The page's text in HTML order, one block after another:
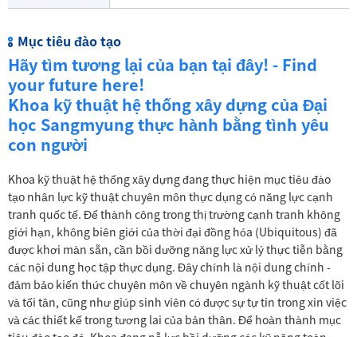
Mục tiêu đào tạo
Hãy tìm tương lại của bạn tại đây! - Find
your future here!
Khoa kỹ thuật hệ thống xây dựng của Đại
học Sangmyung thực hành bằng tình yêu
con người
Khoa kỹ thuật hệ thống xây dựng đang thực hiện mục tiêu đào
tạo nhân lực kỹ thuật chuyên môn thực dụng có năng lực cạnh
tranh quốc tế. Để thành công trong thị trường cạnh tranh không
giới hạn, không biên giới của thời đại đồng hóa (Ubiquitous) đã
được khơi màn sẵn, cần bồi dưỡng năng lực xử lý thực tiễn bằng
các nội dung học tập thực dụng. Đây chính là nội dung chính -
đảm bảo kiến thức chuyên môn về chuyên ngành kỹ thuật cốt lõi
và tối tân, cũng như giúp sinh viên có được sự tự tin trong xin việc
và các thiết kế trong tương lai của bản thân. Để hoàn thành mục